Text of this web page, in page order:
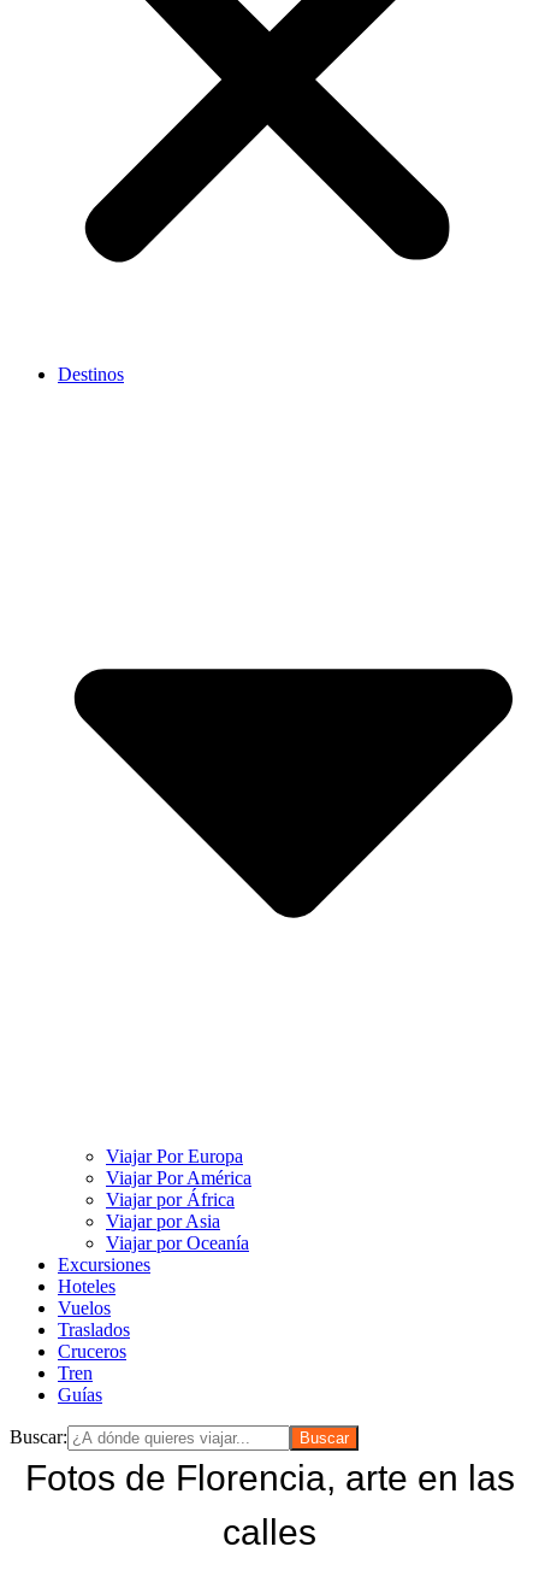
Destinos
Viajar Por Europa
Viajar Por América
Viajar por África
Viajar por Asia
Viajar por Oceanía
Excursiones
Hoteles
Vuelos
Traslados
Cruceros
Tren
Guías
Buscar:
Fotos de Florencia, arte en las
calles